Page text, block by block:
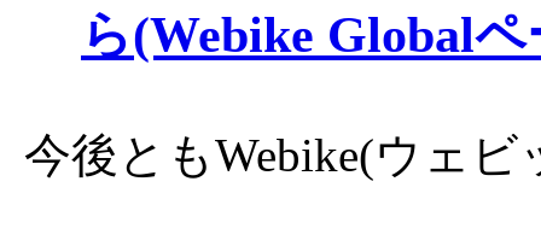
ら(Webike Global
今後ともWebike(ウェ